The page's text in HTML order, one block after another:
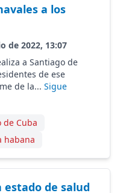
a los
de 2022, 13:07
a Santiago de
de ese
de la... Sigue
de Cuba
habana
estado de salud